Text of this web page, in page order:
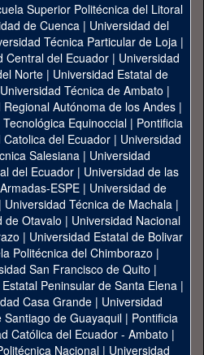
Superior Politécnica del Litoral
de Cuenca| Universidad del
Técnica Particular de Loja|
Central del Ecuador| Universidad
Norte | Universidad Estatal de
Universidad Técnica de Ambato |
Regional Autónoma de los Andes|
Equinoccial| Pontificia
Catolica del Ecuador | Universidad
Salesiana | Universidad
del Ecuador | Universidad de las
ESPE | Universidad de
Universidad Técnica de Machala|
de Otavalo | Universidad Nacional
| Universidad Estatal de Bolivar
Politécnica del Chimborazo |
San Francisco de Quito |
Peninsular de Santa Elena|
Casa Grande | Universidad
Santiago de Guayaquil| Pontificia
Católica del Ecuador - Ambato |
Nacional| Universidad